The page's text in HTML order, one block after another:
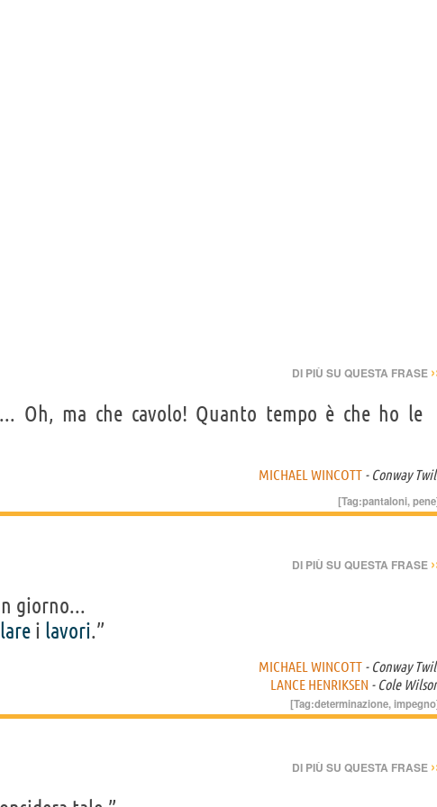
DI PIÙ SU QUESTA FRASE
Oh, ma che cavolo! Quanto tempo è che ho le
MICHAEL WINCOTT - Conway
[Tag:pantaloni,pene
DI PIÙ SU QUESTA FRASE
giorno...
i lavori.”
MICHAEL WINCOTT - Conway
LANCE HENRIKSEN - Cole
[Tag:determinazione,impegno
DI PIÙ SU QUESTA FRASE